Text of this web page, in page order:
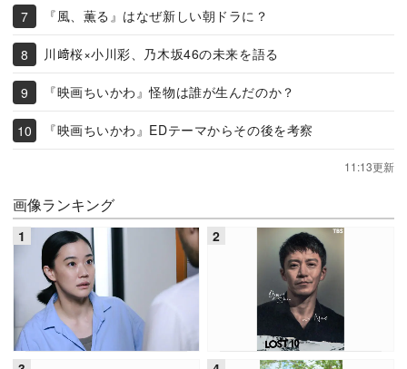
『風、薫る』はなぜ新しい朝ドラに？
川﨑桜×小川彩、乃木坂46の未来を語る
『映画ちいかわ』怪物は誰が生んだのか？
『映画ちいかわ』EDテーマからその後を考察
11:13更新
画像ランキング